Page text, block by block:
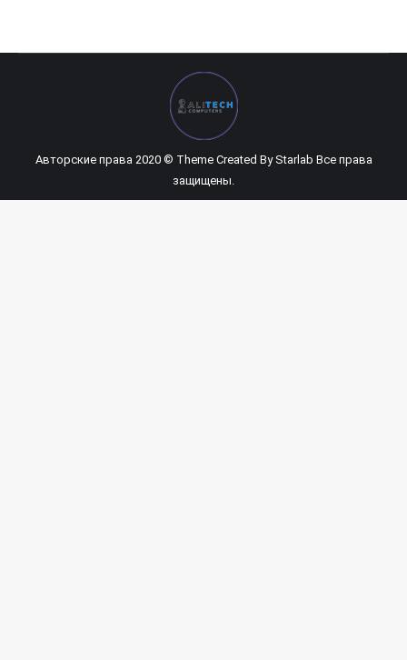
Авторские права 2020 © Theme Created ByStarlab Все права
защищены.